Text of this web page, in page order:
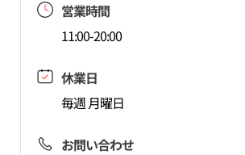
営業時間
11:00-20:00
休業日
毎週 月曜日
お問い合わせ